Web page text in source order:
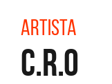
Artista
C.R.O